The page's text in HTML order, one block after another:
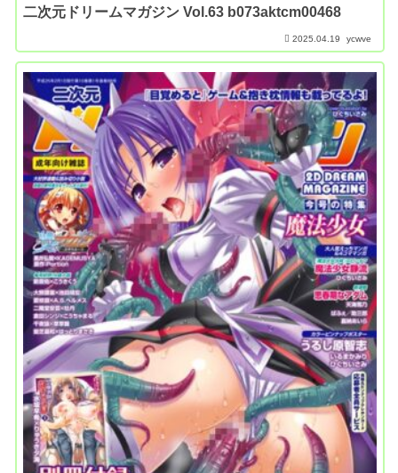
二次元ドリームマガジン Vol.63 b073aktcm00468
2025.04.19 ycwve